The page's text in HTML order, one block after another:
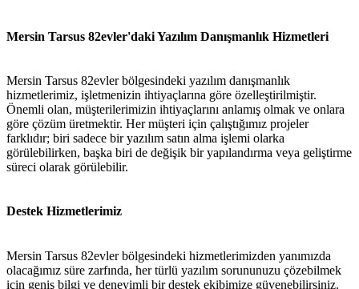
Mersin Tarsus 82evler'daki Yazılım Danışmanlık Hizmetleri
Mersin Tarsus 82evler bölgesindeki yazılım danışmanlık
hizmetlerimiz, işletmenizin ihtiyaçlarına göre özelleştirilmiştir.
Önemli olan, müşterilerimizin ihtiyaçlarını anlamış olmak ve onlara
göre çözüm üretmektir. Her müşteri için çalıştığımız projeler
farklıdır; biri sadece bir yazılım satın alma işlemi olarka
görülebilirken, başka biri de değişik bir yapılandırma veya geliştirme
süreci olarak görülebilir.
Destek Hizmetlerimiz
Mersin Tarsus 82evler bölgesindeki hizmetlerimizden yanımızda
olacağımız süre zarfında, her türlü yazılım sorununuzu çözebilmek
için geniş bilgi ve deneyimli bir destek ekibimize güvenebilirsiniz.